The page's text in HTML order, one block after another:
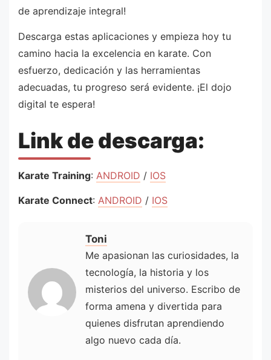
de aprendizaje integral!
Descarga estas aplicaciones y empieza hoy tu
camino hacia la excelencia en karate. Con
esfuerzo, dedicación y las herramientas
adecuadas, tu progreso será evidente. ¡El dojo
digital te espera!
Link de descarga:
Karate Training: ANDROID / IOS
Karate Connect: ANDROID / IOS
Toni
Me apasionan las curiosidades, la
tecnología, la historia y los
misterios del universo. Escribo de
forma amena y divertida para
quienes disfrutan aprendiendo
algo nuevo cada día.